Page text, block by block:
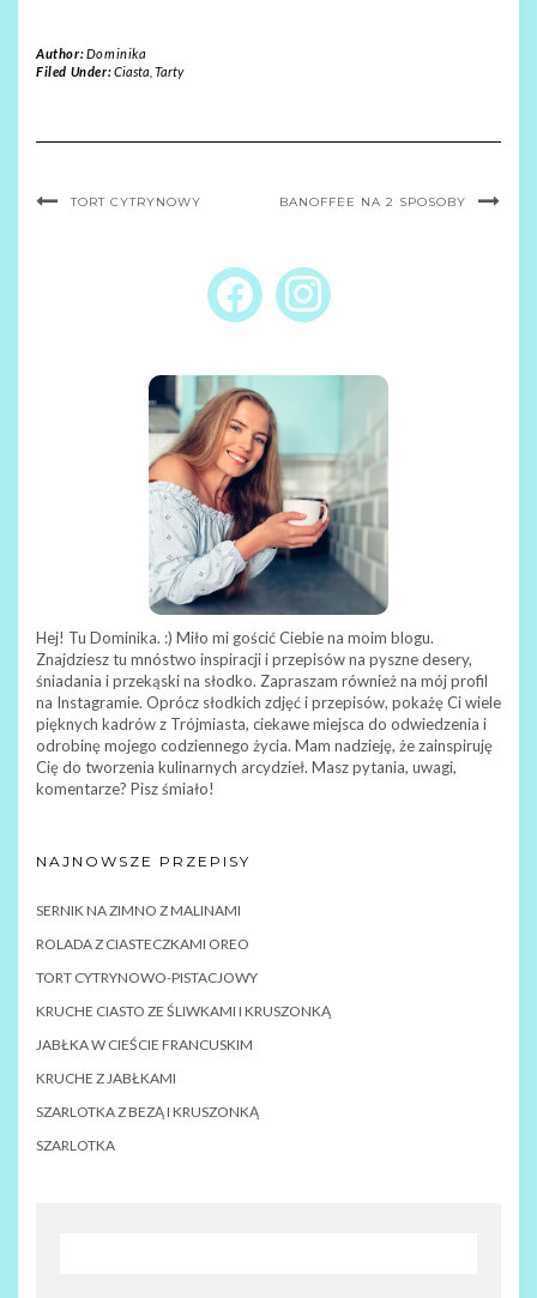
Author:Dominika
Filed Under:Ciasta Tarty
TORT CYTRYNOWY BANOFFEE NA 2 SPOSOBY
FACEBOOKINSTAGRAM
Hej! Tu Dominika. :) Miło mi gościć Ciebie na moim blogu.
Znajdziesz tu mnóstwo inspiracji i przepisów na pyszne desery,
śniadania i przekąski na słodko. Zapraszam również na mój profil
na Instagramie. Oprócz słodkich zdjęć i przepisów, pokażę Ci wiele
pięknych kadrów z Trójmiasta, ciekawe miejsca do odwiedzenia i
odrobinę mojego codziennego życia. Mam nadzieję, że zainspiruję
Cię do tworzenia kulinarnych arcydzieł. Masz pytania, uwagi,
komentarze? Pisz śmiało!
NAJNOWSZE PRZEPISY
SERNIK NA ZIMNO Z MALINAMI
ROLADA Z CIASTECZKAMI OREO
TORT CYTRYNOWO-PISTACJOWY
KRUCHE CIASTO ZE ŚLIWKAMI I KRUSZONKĄ
JABŁKA W CIEŚCIE FRANCUSKIM
KRUCHE Z JABŁKAMI
SZARLOTKA Z BEZĄ I KRUSZONKĄ
SZARLOTKA